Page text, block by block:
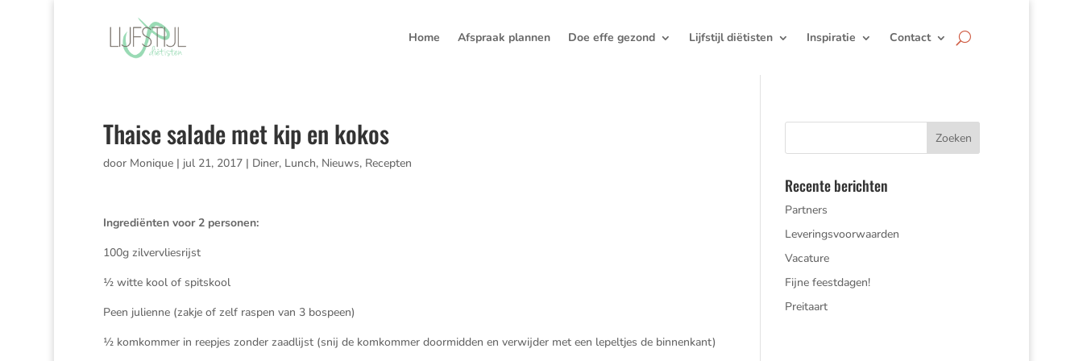
Home Afspraak plannen Doe effe gezond Lijfstijl diëtisten Inspiratie Contact
Thaise salade met kip en kokos
door Monique| jul 21, 2017| Diner, Lunch, Nieuws, Recepten
Ingrediënten voor 2 personen:
100g zilvervliesrijst
½ witte kool of spitskool
Peen julienne (zakje of zelf raspen van 3 bospeen)
½ komkommer in reepjes zonder zaadlijst (snij de komkommer doormidden en verwijder met een lepeltjes de binnenkant)
Recente berichten
Partners
Leveringsvoorwaarden
Vacature
Fijne feestdagen!
Preitaart